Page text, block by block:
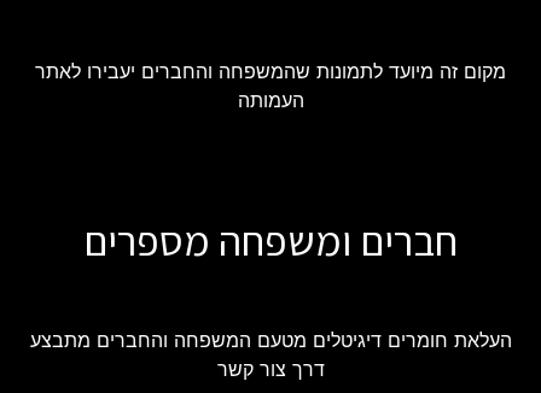
מקום זה מיועד לתמונות שהמשפחה והחברים יעבירו לאתר
העמותה
חברים ומשפחה מספרים
העלאת חומרים דיגיטלים מטעם המשפחה והחברים מתבצע
דרך צור קשר